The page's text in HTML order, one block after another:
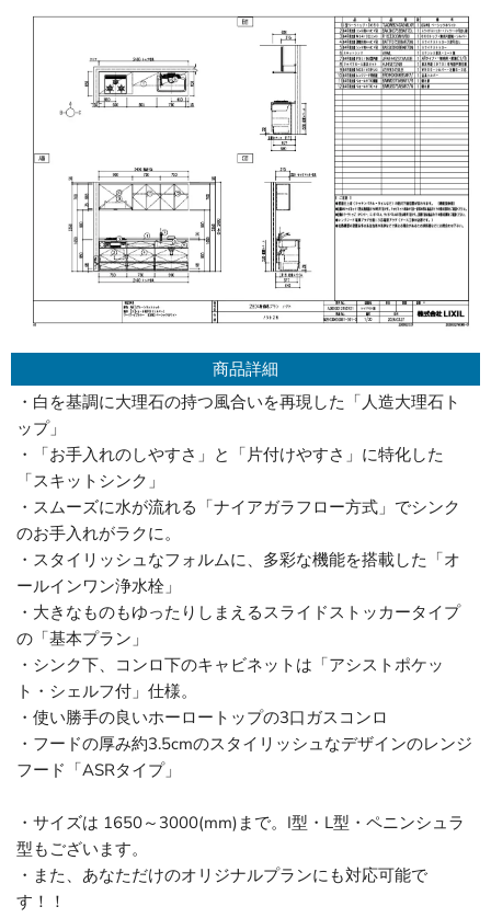
商品詳細
・白を基調に大理石の持つ風合いを再現した「人造大理石ト
ップ」
・「お手入れのしやすさ」と「片付けやすさ」に特化した
「スキットシンク」
・スムーズに水が流れる「ナイアガラフロー方式」でシンク
のお手入れがラクに。
・スタイリッシュなフォルムに、多彩な機能を搭載した「オ
ールインワン浄水栓」
・大きなものもゆったりしまえるスライドストッカータイプ
の「基本プラン」
・シンク下、コンロ下のキャビネットは「アシストポケッ
ト・シェルフ付」仕様。
・使い勝手の良いホーロートップの3口ガスコンロ
・フードの厚み約3.5cmのスタイリッシュなデザインのレンジ
フード「ASRタイプ」
・サイズは 1650～3000(mm)まで。I型・L型・ペニンシュラ
型もございます。
・また、あなただけのオリジナルプランにも対応可能で
す！！